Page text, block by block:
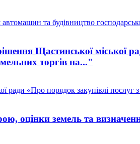
та будівництво
Щастинської міської
торгів на..."
«Про порядок закупівлі послуг з
оцінки земель та